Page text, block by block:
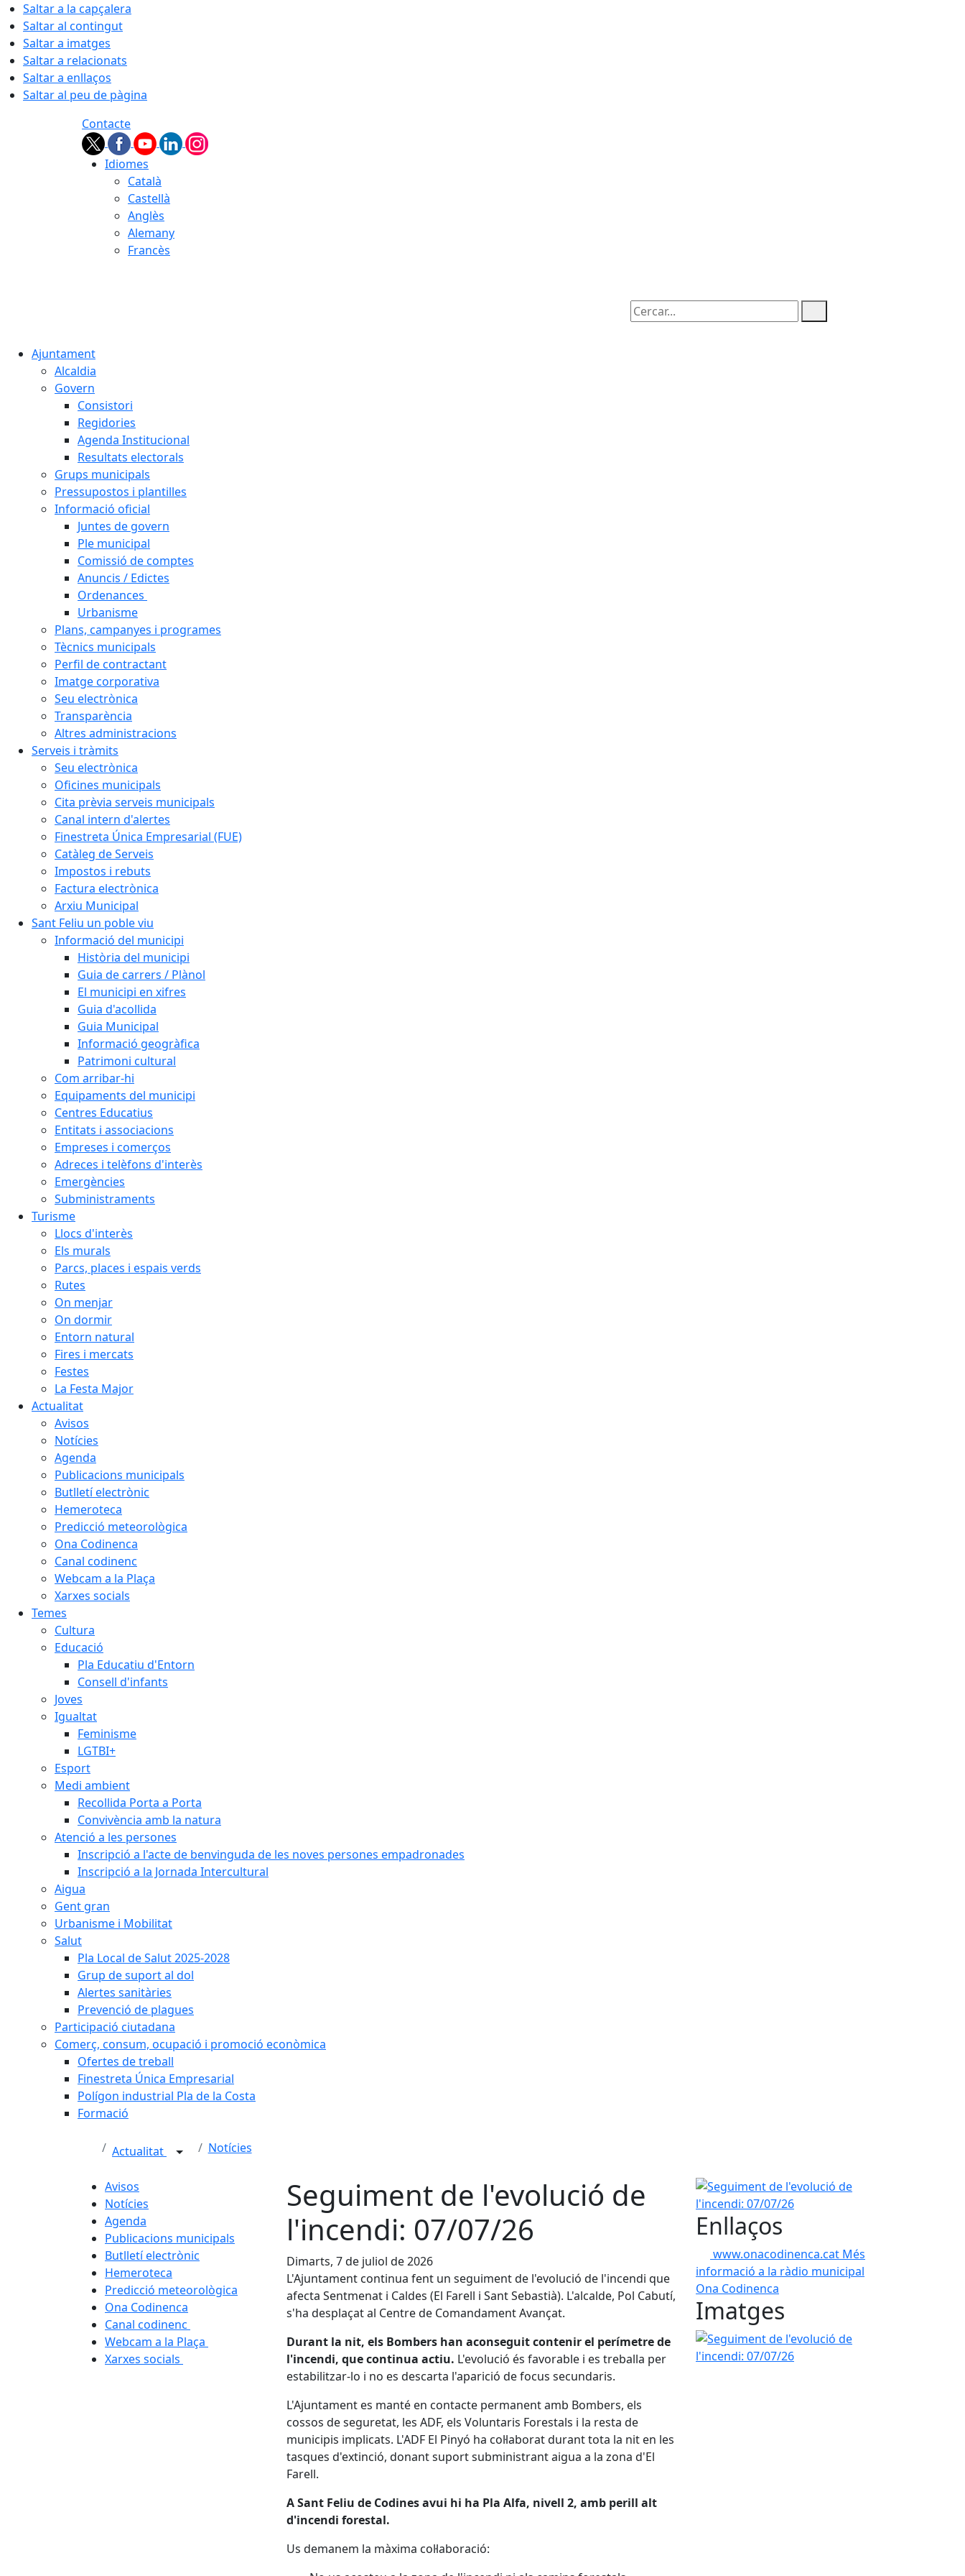
Saltar a la capçalera
Saltar al contingut
Saltar a imatges
Saltar a relacionats
Saltar a enllaços
Saltar al peu de pàgina
Contacte
Idiomes
Català
Castellà
Anglès
Alemany
Francès
Cercar:
Ajuntament
Alcaldia
Govern
Consistori
Regidories
Agenda Institucional
Resultats electorals
Grups municipals
Pressupostos i plantilles
Informació oficial
Juntes de govern
Ple municipal
Comissió de comptes
Anuncis / Edictes
Ordenances
Urbanisme
Plans, campanyes i programes
Tècnics municipals
Perfil de contractant
Imatge corporativa
Seu electrònica
Transparència
Altres administracions
Serveis i tràmits
Seu electrònica
Oficines municipals
Cita prèvia serveis municipals
Canal intern d'alertes
Finestreta Única Empresarial (FUE)
Catàleg de Serveis
Impostos i rebuts
Factura electrònica
Arxiu Municipal
Sant Feliu un poble viu
Informació del municipi
Història del municipi
Guia de carrers / Plànol
El municipi en xifres
Guia d'acollida
Guia Municipal
Informació geogràfica
Patrimoni cultural
Com arribar-hi
Equipaments del municipi
Centres Educatius
Entitats i associacions
Empreses i comerços
Adreces i telèfons d'interès
Emergències
Subministraments
Turisme
Llocs d'interès
Els murals
Parcs, places i espais verds
Rutes
On menjar
On dormir
Entorn natural
Fires i mercats
Festes
La Festa Major
Actualitat
Avisos
Notícies
Agenda
Publicacions municipals
Butlletí electrònic
Hemeroteca
Predicció meteorològica
Ona Codinenca
Canal codinenc
Webcam a la Plaça
Xarxes socials
Temes
Cultura
Educació
Pla Educatiu d'Entorn
Consell d'infants
Joves
Igualtat
Feminisme
LGTBI+
Esport
Medi ambient
Recollida Porta a Porta
Convivència amb la natura
Atenció a les persones
Inscripció a l'acte de benvinguda de les noves persones empadronades
Inscripció a la Jornada Intercultural
Aigua
Gent gran
Urbanisme i Mobilitat
Salut
Pla Local de Salut 2025-2028
Grup de suport al dol
Alertes sanitàries
Prevenció de plagues
Participació ciutadana
Comerç, consum, ocupació i promoció econòmica
Ofertes de treball
Finestreta Única Empresarial
Polígon industrial Pla de la Costa
Formació
Actualitat Notícies
Avisos
Notícies
Agenda
Publicacions municipals
Butlletí electrònic
Hemeroteca
Predicció meteorològica
Ona Codinenca
Canal codinenc
Webcam a la Plaça
Xarxes socials
Seguiment de l'evolució de
l'incendi: 07/07/26
Dimarts, 7 de juliol de 2026
L'Ajuntament continua fent un seguiment de l'evolució de l'incendi que
afecta Sentmenat i Caldes (El Farell i Sant Sebastià). L'alcalde, Pol Cabutí,
s'ha desplaçat al Centre de Comandament Avançat.
Durant la nit, els Bombers han aconseguit contenir el perímetre de
l'incendi, que continua actiu. L'evolució és favorable i es treballa per
estabilitzar-lo i no es descarta l'aparició de focus secundaris.
L'Ajuntament es manté en contacte permanent amb Bombers, els
cossos de seguretat, les ADF, els Voluntaris Forestals i la resta de
municipis implicats. L'ADF El Pinyó ha col·laborat durant tota la nit en les
tasques d'extinció, donant suport subministrant aigua a la zona d'El
Farell.
A Sant Feliu de Codines avui hi ha Pla Alfa, nivell 2, amb perill alt
d'incendi forestal.
Us demanem la màxima col·laboració:
Seguiment de l'evolució de l'incendi: 07/07/26
Enllaços
www.onacodinenca.cat Més
informació a la ràdio municipal
Ona Codinenca
Imatges
Seguiment de l'evolució de l'incendi: 07/07/26